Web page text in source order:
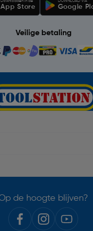
Downloaden in de
App Store
DOWNLOAD VIA
Google
Veilige betaling
de hoogte blijven?